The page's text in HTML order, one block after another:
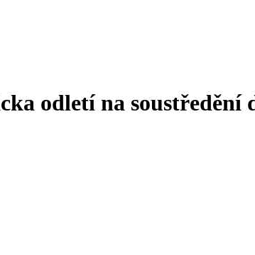
odletí na soustředění